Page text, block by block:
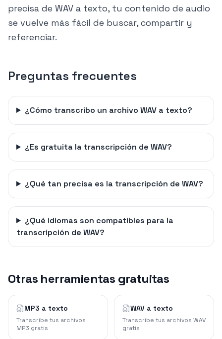
precisa de WAV a texto, tu contenido de audio
se vuelve más fácil de buscar, compartir y
referenciar.
Preguntas frecuentes
¿Cómo transcribo un archivo WAV a texto?
¿Es gratuita la transcripción de WAV?
¿Qué tan precisa es la transcripción de WAV?
¿Qué idiomas son compatibles para la
transcripción de WAV?
Otras herramientas gratuitas
MP3 a texto
Transcribe tus archivos
MP3 gratis
WAV a texto
Transcribe tus archivos WAV
gratis